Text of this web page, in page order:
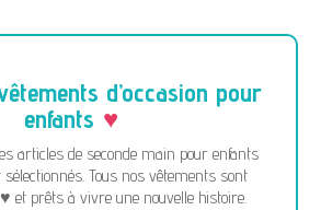
d’occasion pour
enfants
articles de seconde main pour enfants
Tous nos vêtements sont
et prêts à vivre une nouvelle histoire.